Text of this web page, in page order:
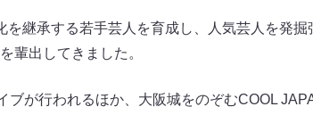
継承する若手芸人を育成し、人気芸人を発掘
輩出してきました。
が行われるほか、大阪城をのぞむCOOL